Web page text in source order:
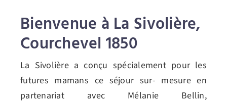
Bienvenue à La Sivolière,
Courchevel 1850
La Sivolière a conçu spécialement pour les
futures mamans ce séjour sur- mesure en
partenariat avec Mélanie Bellin,